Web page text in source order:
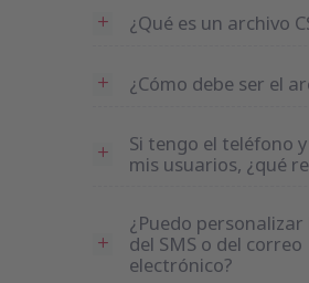
¿Qué es un archivo
¿Cómo debe ser el
Si tengo el teléfono
mis usuarios, ¿qué
¿Puedo
del SMS o del correo
electrónico?